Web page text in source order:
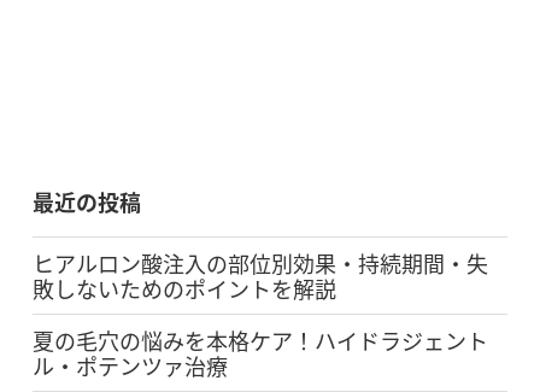
最近の投稿
ヒアルロン酸注入の部位別効果・持続期間・失
敗しないためのポイントを解説
夏の毛穴の悩みを本格ケア！ハイドラジェント
ル・ポテンツァ治療